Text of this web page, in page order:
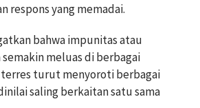
respons yang memadai.
bahwa impunitas atau
meluas di berbagai
turut menyoroti berbagai
saling berkaitan satu sama